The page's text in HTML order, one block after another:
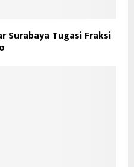
Surabaya Tugasi Fraksi